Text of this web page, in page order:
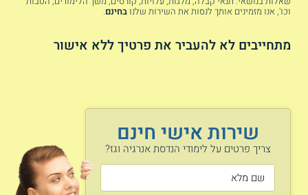
במגוון שיעורי חובה ובחירה וגם מתנסים בצורה מעשית במיומנויות
התכנון והתפעול והבקרה של מערכות שונות.
הובלה וניזול של גז
טבעי
כלכלת אנרגיה
שירות אישי חינם
צריך פרטים על לימודי הנדסת אנרגיה וגז?
וכו', אנו מזמינים אותך לנסות את השירות שלנובחינם.
מתחייבים לא להעביר את פרטיך ללא אישור